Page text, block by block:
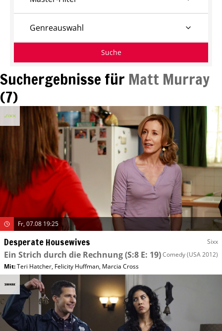
Suchergebnisse für Matt Murray
(7)
Fr, 07.08 19:25
Desperate Housewives Sixx
Ein Strich durch die Rechnung(S:8 E: 19)Comedy(USA 2012)
Mit:Teri Hatcher, Felicity Huffman, Marcia Cross
Genreauswahl
Suche